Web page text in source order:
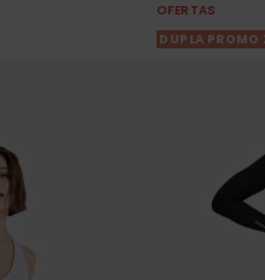
OFERTAS
DUPLA PROMO